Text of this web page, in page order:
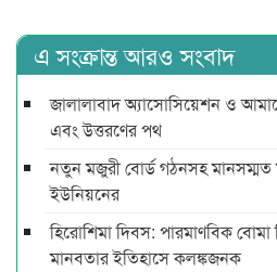
এ সংক্রান্ত আরও সংবাদ
জালালাবাদ অ্যাসোসিয়েশন ও
এবং উত্তরণের পথ
নতুন মজুরী বোর্ড গঠনসহ মানসম্মত
ইউনিয়নের
হিরোশিমা দিবস: পারমাণবিক বোমা
মানবতার ইতিহাসে কলঙ্কজনক